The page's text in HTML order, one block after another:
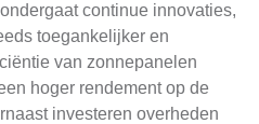
continue innovaties,
toegankelijker en
van zonnepanelen
hoger rendement op de
investeren overheden